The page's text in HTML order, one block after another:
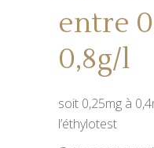
entre
0,8g/l
soit 0,25mg à
l’éthylotest